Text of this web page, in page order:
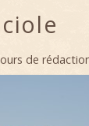
de